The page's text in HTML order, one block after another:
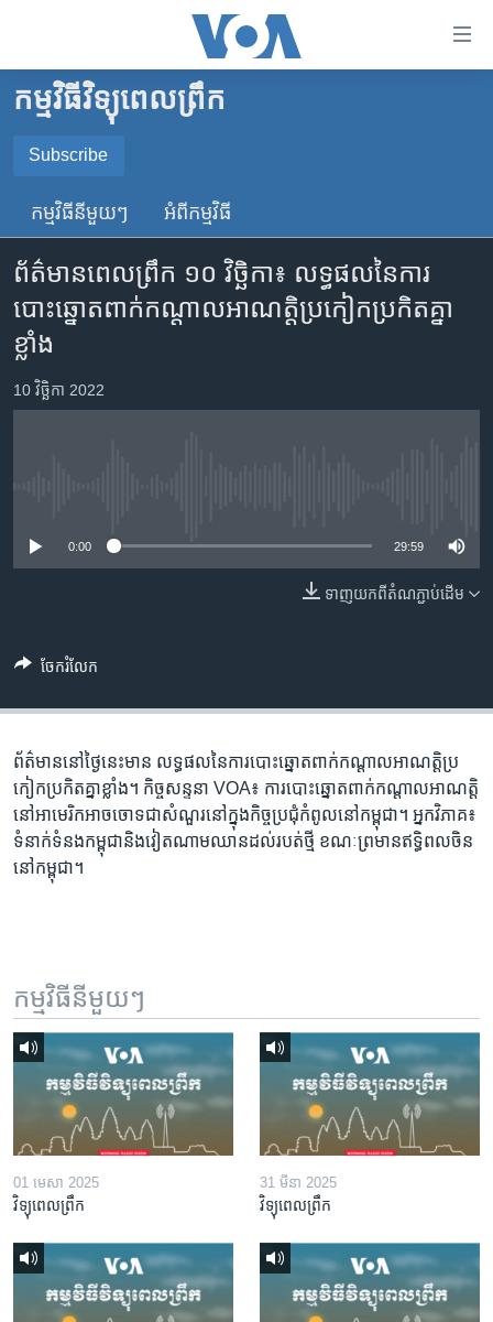
គេហទំព័រ​
ទាក់ទង
រំលង​
ទំព័រ​
ព័ត៌មាន​​
តែ​
ម្តង
រំលង​
និង​
រំលង​
កាន់​
ស្វែង​
កម្ពុជា
អន្តរជាតិ
ចិន
ហេឡូវីអូអេ
កម្ពុជាច្នៃប្រតិដ្ឋ
ព្រឹត្តិការណ៍ព័ត៌មាន
ទូរទស្សន៍ / វីដេអូ​
កម្មវិធីវិទ្យុពេលព្រឹក
Subscribe
SUBSCRIBE
YouTube Music
Spotify
កម្មវិធី​នីមួយៗ អំពី​កម្មវិធី​
ព័ត៌មានពេលព្រឹក ១០ វិច្ឆិកា៖ លទ្ធផល​នៃ​ការ
បោះឆ្នោត​ពាក់កណ្តាល​អាណត្តិ​ប្រកៀក​ប្រកិត​គ្នា
ខ្លាំង
10 វិច្ឆិកា 2022
0:00 29:59
ទាញ​យក​ពី​តំណភ្ជាប់​ដើម
ចែករំលែក
ព័ត៌មាននៅថ្ងៃនេះ​មាន លទ្ធផល​នៃ​ការបោះឆ្នោត​ពាក់កណ្តាល​អាណត្តិ​ប្រ
កៀក​ប្រកិត​គ្នាខ្លាំង។ កិច្ចសន្ទនា VOA៖ ការបោះឆ្នោត​ពាក់កណ្តាល​អាណត្តិ​
នៅ​អាមេរិក​អាច​ចោទ​ជា​សំណួរ​នៅក្នុង​កិច្ចប្រជុំ​កំពូល​នៅ​កម្ពុជា។ អ្នកវិភាគ៖
ទំនាក់​ទំនង​កម្ពុជា​និង​វៀតណាម​ឈាន​ដល់​របត់​ថ្មី ខណៈ​ព្រមាន​ឥទ្ធិពល​ចិន​
នៅ​កម្ពុជា។
កម្មវិធី​នីមួយៗ
01 មេសា 2025
វិទ្យុពេលព្រឹក
31 មីនា 2025
វិទ្យុពេលព្រឹក